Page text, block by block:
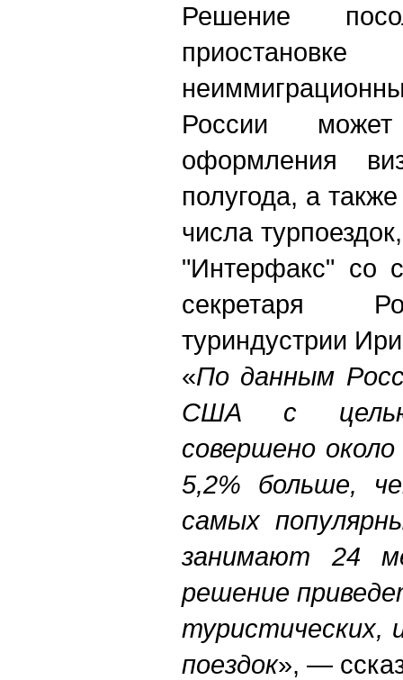
Решение
России
оформления
полугода, а
числа
"Интерфакс" со
секретаря
туриндустрии
«По данным
США с
совершено
5,2% больше,
самых
занимают 24
решение
туристических,
поездок», —